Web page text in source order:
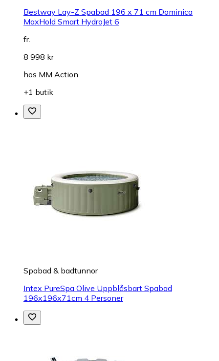
Bestway Lay-Z Spabad 196 x 71 cm Dominica
MaxHold Smart HydroJet 6
fr.
8 998 kr
hos MM Action
+1 butik
Spabad & badtunnor
Intex PureSpa Olive Uppblåsbart Spabad
196x196x71cm 4 Personer